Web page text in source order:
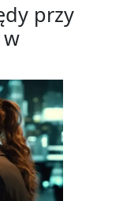
przy
w